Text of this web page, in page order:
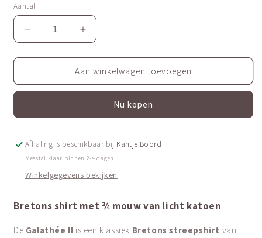
Aantal
Aantal
Aantal
verlagen
voor
Traditioneel
Bretons
¾
|
LICHT
KATOEN
|
II
Aantal
verhogen
voor
Traditioneel
Bretons
¾
|
LICHT
KATOEN
|
II
Aan winkelwagen toevoegen
Nu kopen
Afhaling is beschikbaar bij Kantje Boord
Meestal klaar binnen 2-4 dagen
Winkelgegevens bekijken
Bretons shirt met ¾ mouw van licht katoen
De Galathée II is een klassiek Bretons streepshirt van